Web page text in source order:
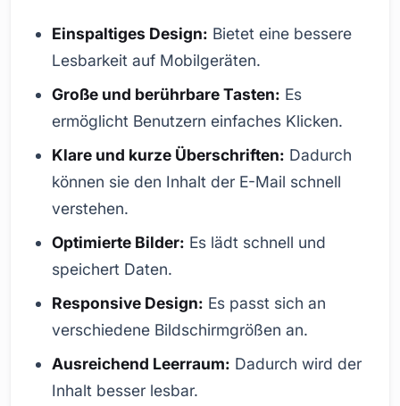
Einspaltiges Design: Bietet eine bessere
Lesbarkeit auf Mobilgeräten.
Große und berührbare Tasten: Es
ermöglicht Benutzern einfaches Klicken.
Klare und kurze Überschriften: Dadurch
können sie den Inhalt der E-Mail schnell
verstehen.
Optimierte Bilder: Es lädt schnell und
speichert Daten.
Responsive Design: Es passt sich an
verschiedene Bildschirmgrößen an.
Ausreichend Leerraum: Dadurch wird der
Inhalt besser lesbar.